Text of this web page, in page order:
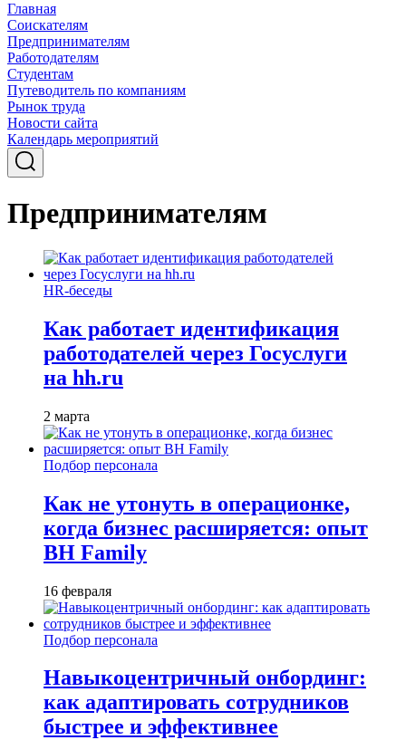
Главная
Соискателям
Предпринимателям
Работодателям
Студентам
Путеводитель по компаниям
Рынок труда
Новости сайта
Календарь мероприятий
Предпринимателям
HR-беседы
Как работает идентификация
работодателей через Госуслуги
на hh.ru
2 марта
Подбор персонала
Как не утонуть в операционке,
когда бизнес расширяется: опыт
BH Family
16 февраля
Подбор персонала
Навыкоцентричный онбординг:
как адаптировать сотрудников
быстрее и эффективнее